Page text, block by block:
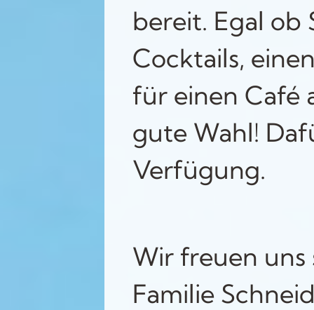
bereit. Egal ob
Cocktails,
für einen Café
gute Wahl!
Verfügung.
Wir freuen uns
Familie